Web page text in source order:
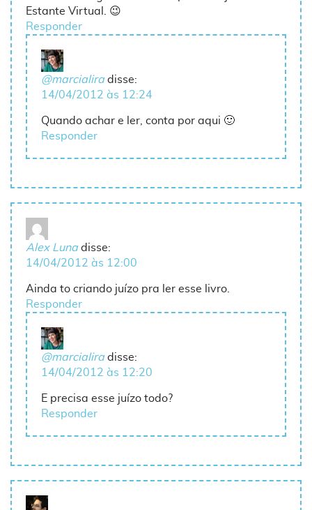
Estante Virtual. 😉
Responder
@marcialira disse:
14/04/2012 às 12:24
Quando achar e ler, conta por aqui 🙂
Responder
Alex Luna disse:
14/04/2012 às 12:00
Ainda to criando juízo pra ler esse livro.
Responder
@marcialira disse:
14/04/2012 às 12:20
E precisa esse juízo todo?
Responder